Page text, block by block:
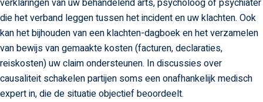
verklaringen van uw behandelend arts, psycholoog of psychiater
die het verband leggen tussen het incident en uw klachten. Ook
kan het bijhouden van een klachten-dagboek en het verzamelen
van bewijs van gemaakte kosten (facturen, declaraties,
reiskosten) uw claim ondersteunen. In discussies over
causaliteit schakelen partijen soms een onafhankelijk medisch
expert in, die de situatie objectief beoordeelt.